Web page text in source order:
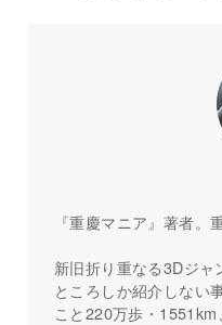
『重慶マニア』著者。
新旧折り重なる3Dジャ
ところしか紹介しない
こと220万歩・1551km